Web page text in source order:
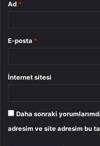
Ad *
E-posta *
İnternet sitesi
Daha sonraki
adresim ve site adresim bu